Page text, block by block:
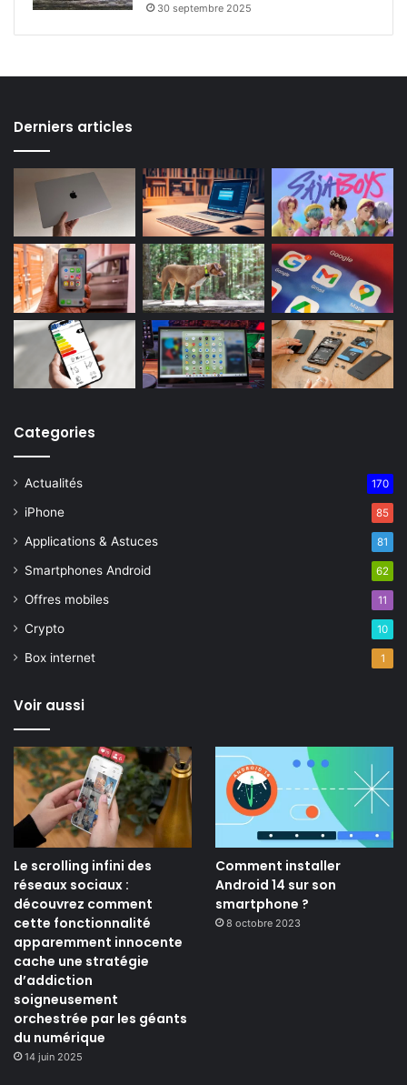
30 septembre 2025
Derniers articles
Categories
Actualités 170
iPhone 85
Applications & Astuces 81
Smartphones Android 62
Offres mobiles 11
Crypto 10
Box internet 1
Voir aussi
Le scrolling infini des
réseaux sociaux :
découvrez comment
cette fonctionnalité
apparemment innocente
cache une stratégie
d’addiction
soigneusement
orchestrée par les géants
du numérique
14 juin 2025
Comment installer
Android 14 sur son
smartphone ?
8 octobre 2023